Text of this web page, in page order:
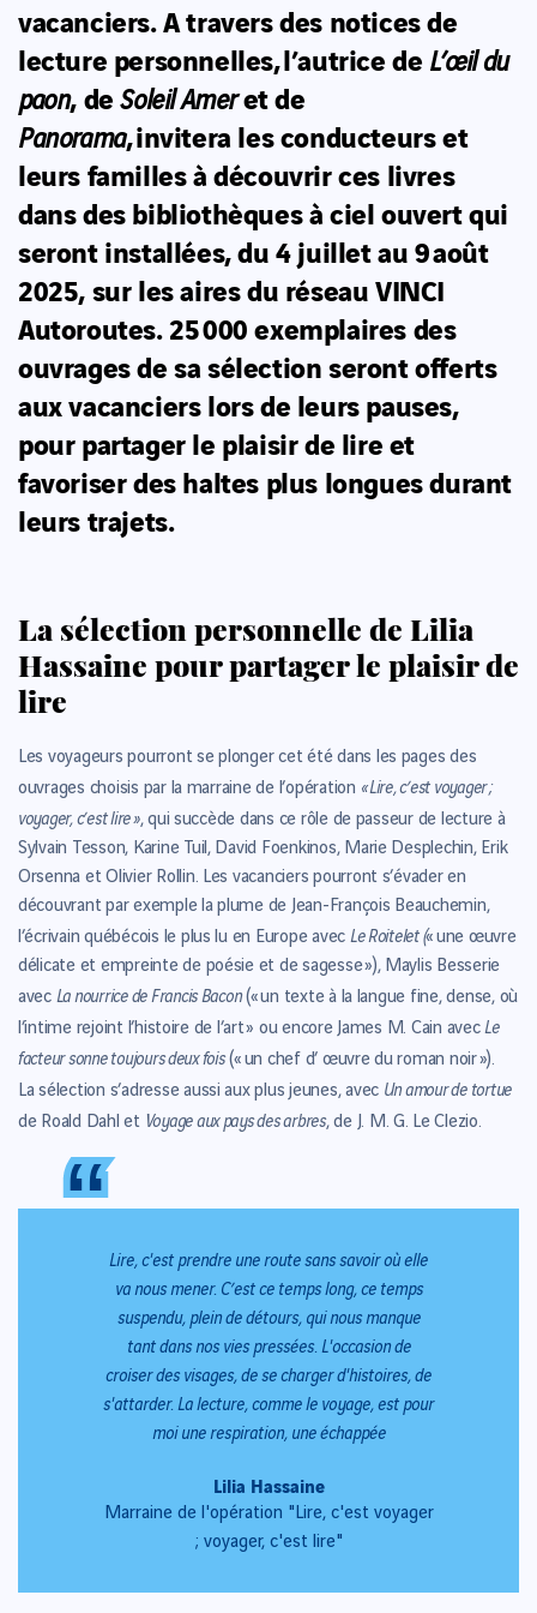
vacanciers. A travers des notices de
lecture personnelles, l’autrice de L’œil du
paon, deSoleil Ameret de
Panorama, invitera les conducteurs et
leurs familles à découvrir ces livres
dans des bibliothèques à ciel ouvert qui
seront installées, du 4 juillet au 9 août
2025, sur les aires du réseau VINCI
Autoroutes. 25 000 exemplaires des
ouvrages de sa sélection seront offerts
aux vacanciers lors de leurs pauses,
pour partager le plaisir de lire et
favoriser des haltes plus longues durant
leurs trajets.
La sélection personnelle de Lilia
Hassaine pour partager le plaisir de
lire
Les voyageurs pourront se plonger cet été dans les pages des
ouvrages choisis par la marraine de l’opération « Lire, c’est voyager ;
voyager, c’est lire », qui succède dans ce rôle de passeur de lecture à
Sylvain Tesson, Karine Tuil, David Foenkinos, Marie Desplechin, Erik
Orsenna et Olivier Rollin. Les vacanciers pourront s’évader en
découvrant par exemple la plume de Jean-François Beauchemin,
l’écrivain québécois le plus lu en Europe avec Le Roitelet (« une œuvre
délicate et empreinte de poésie et de sagesse »), Maylis Besserie
avec La nourrice de Francis Bacon(« un texte à la langue fine, dense, où
l’intime rejoint l’histoire de l’art » ou encore James M. Cain avecLe
facteur sonne toujours deux fois(« un chef d’ œuvre du roman noir »).
La sélection s’adresse aussi aux plus jeunes, avec Un amour de tortue
de Roald Dahl et Voyage aux pays des arbres, de J. M. G. Le Clezio.
“
“Lire, c'est prendre une route sans savoir où elle
va nous mener. C’est ce temps long, ce temps
suspendu, plein de détours, qui nous manque
tant dans nos vies pressées. L'occasion de
croiser des visages, de se charger d'histoires, de
s'attarder. La lecture, comme le voyage, est pour
moi une respiration, une échappée
Lilia Hassaine
Marraine de l'opération "Lire, c'est voyager
; voyager, c'est lire"